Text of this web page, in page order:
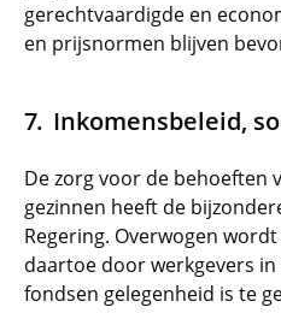
gerechtvaardigde en
en prijsnormen blijven
Inkomensbeleid,
De zorg voor de behoeften
gezinnen heeft de
Regering. Overwogen
daartoe door werkgevers
fondsen gelegenheid is te